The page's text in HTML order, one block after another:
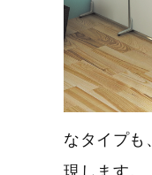
なタイプも、
現します。